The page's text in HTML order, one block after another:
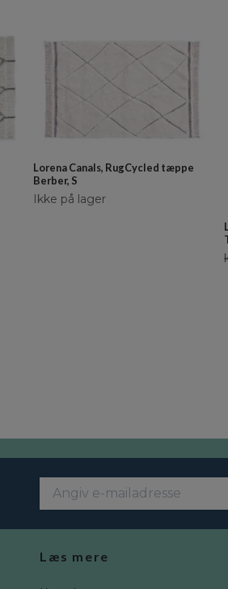
Lorena Canals, RugCycled tæppe
Berber, S
Ikke på lager
Læs mere